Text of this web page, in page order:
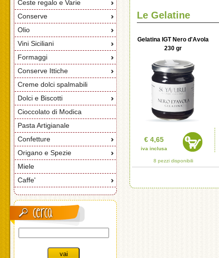
Ceste regalo e Varie
Conserve
Olio
Vini Siciliani
Formaggi
Conserve Ittiche
Creme dolci spalmabili
Dolci e Biscotti
Cioccolato di Modica
Pasta Artigianale
Confetture
Origano e Spezie
Miele
Caffe'
Le Gelatine
Gelatina IGT Nero d'Avola
230 gr
€ 4,65
iva inclusa
8 pezzi disponibili